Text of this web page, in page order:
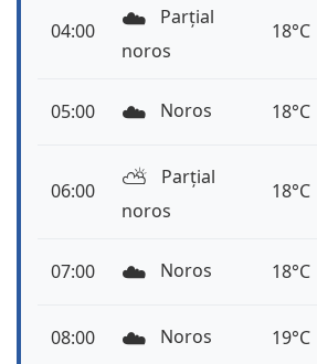
04:00 ☁️
Parțial
noros
18°C
05:00 ☁️ Noros 18°C
06:00 ⛅️
Parțial
noros
18°C
07:00 ☁️ Noros 18°C
08:00 ☁️ Noros 19°C